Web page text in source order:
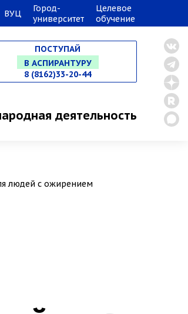
ВУЦ
Город-
университет
Целевое
обучение
ПОСТУПАЙ
НА СПЕЦИАЛИТЕТ
В МАГИСТРАТУРУ
8 (8162)33-20-44
деятельность
людей с ожирением